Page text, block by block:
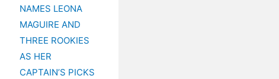
NAMES LEONA
MAGUIRE AND
THREE ROOKIES
AS HER
CAPTAIN’S PICKS